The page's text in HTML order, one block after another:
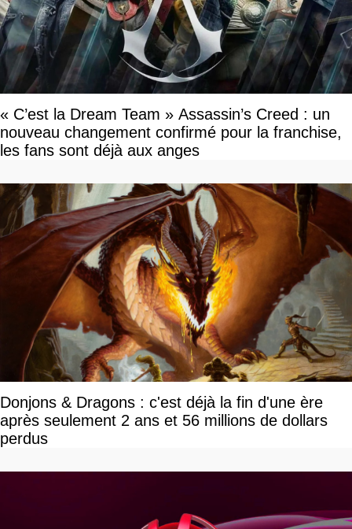
« C’est la Dream Team » Assassin’s Creed : un
nouveau changement confirmé pour la franchise,
les fans sont déjà aux anges
Donjons & Dragons : c'est déjà la fin d'une ère
après seulement 2 ans et 56 millions de dollars
perdus